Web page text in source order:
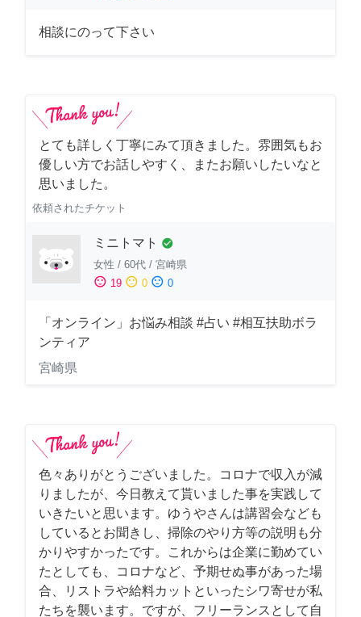
相談にのって下さい
とても詳しく丁寧にみて頂きました。雰囲気もお
優しい方でお話しやすく、またお願いしたいなと
思いました。
依頼されたチケット
ミニトマト check_circle
女性 / 60代 / 宮崎県
sentiment_satisfied 19 sentiment_neutral 0 sentiment_dissatisfied 0
「オンライン」お悩み相談 #占い #相互扶助ボラ
ンティア
宮崎県
色々ありがとうございました。コロナで収入が減
りましたが、今日教えて貰いました事を実践して
いきたいと思います。ゆうやさんは講習会なども
しているとお聞きし、掃除のやり方等の説明も分
かりやすかったです。これからは企業に勤めてい
たとしても、コロナなど、予期せぬ事があった場
合、リストラや給料カットといったシワ寄せが私
たちを襲います。ですが、フリーランスとして自